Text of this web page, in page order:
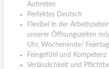
Auftreten
Perfektes Deutsch
Flexibel in der
unserer Öffnungszeiten
Uhr, Wochenende/
Feingefühl und
Verlässlichkeit und